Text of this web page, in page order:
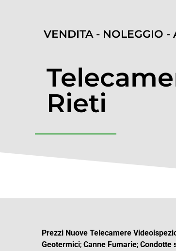
VENDITA - NOLEGGIO -
Rieti
Prezzi Nuove Telecamere
Geotermici; Canne Fumarie; Condotte